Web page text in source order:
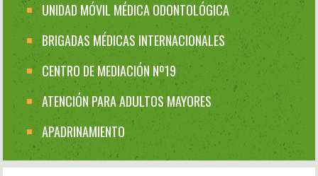
UNIDAD MÓVIL MÉDICA ODONTOLÓGICA
BRIGADAS MÉDICAS INTERNACIONALES
CENTRO DE MEDIACIÓN Nº19
ATENCIÓN PARA ADULTOS MAYORES
APADRINAMIENTO